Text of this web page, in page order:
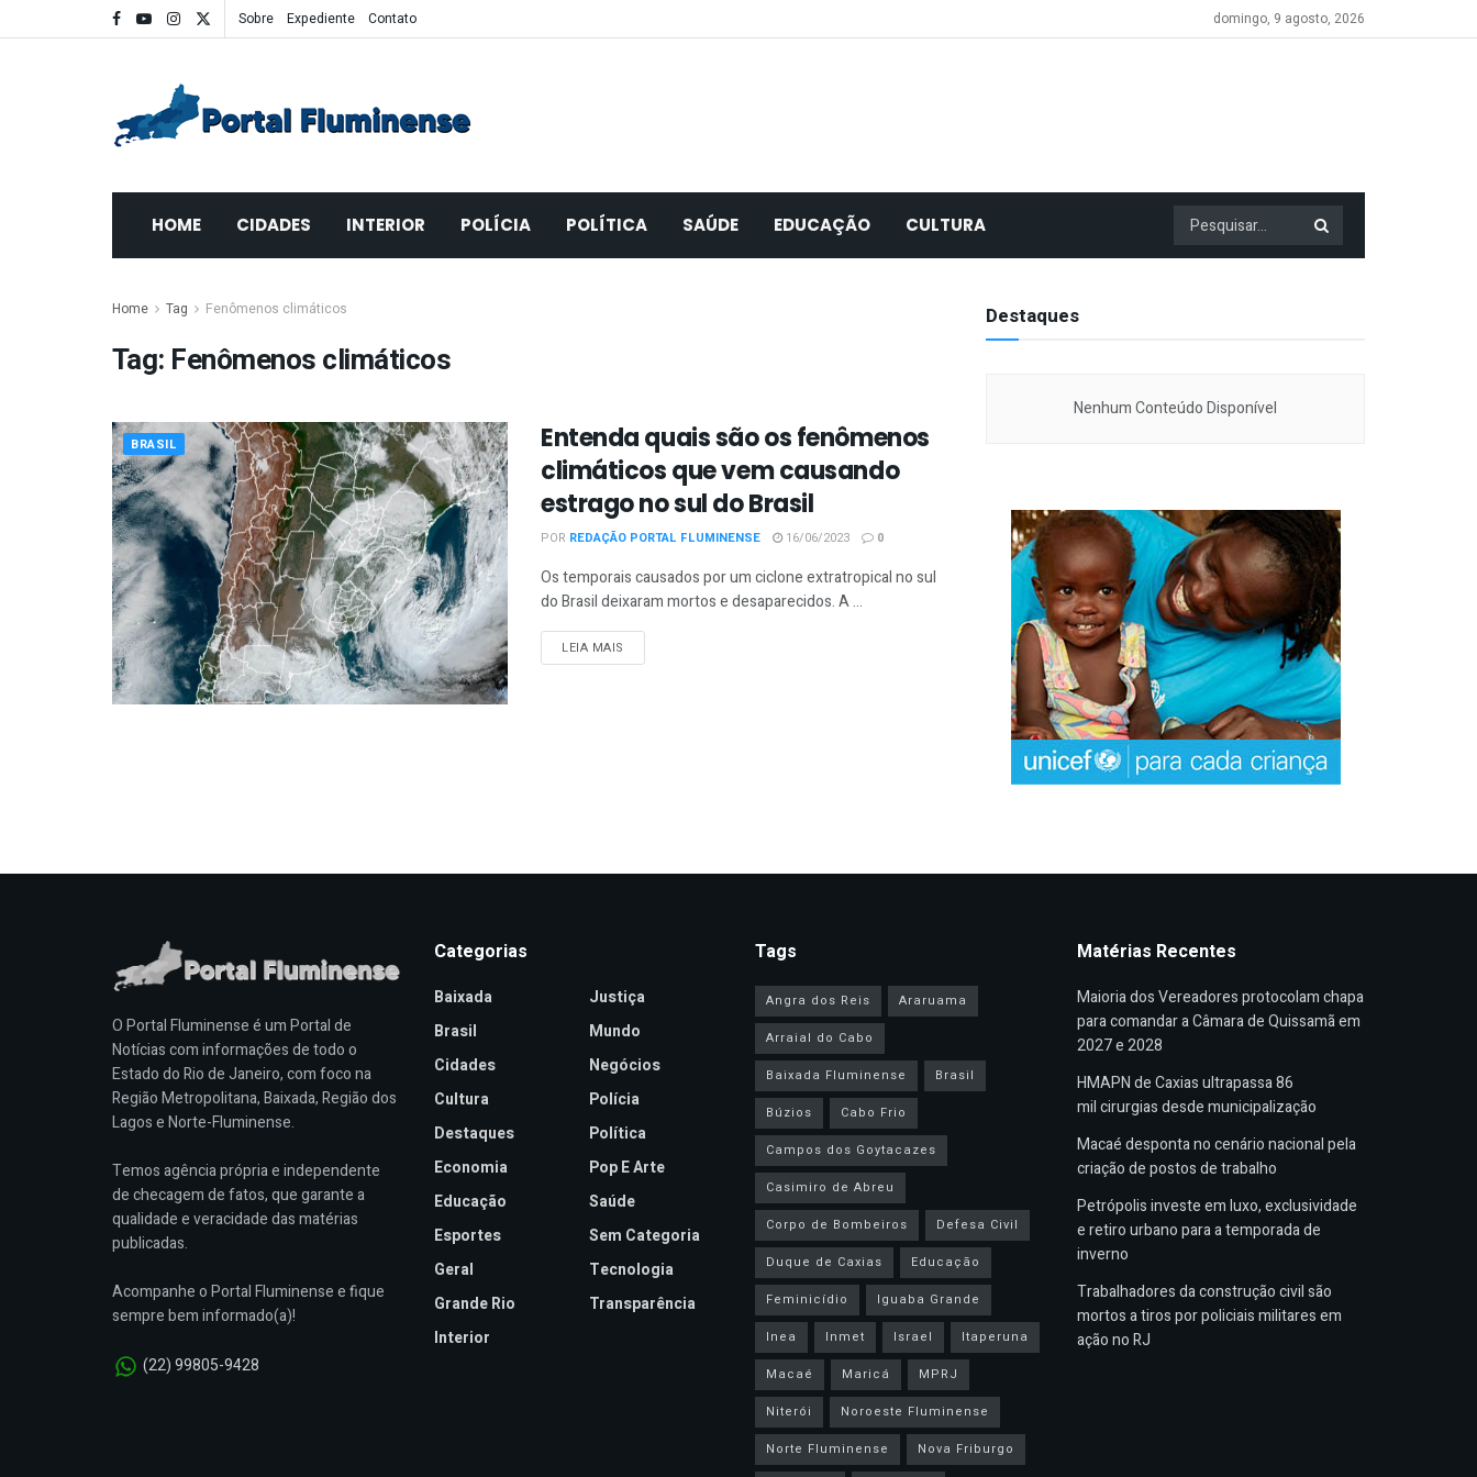
Sobre Expediente Contato domingo, 9 agosto, 2026
HOME CIDADES INTERIOR POLÍCIA POLÍTICA SAÚDE EDUCAÇÃO CULTURA
Home Tag Fenômenos climáticos
Tag: Fenômenos climáticos
BRASIL
Entenda quais são os fenômenos
climáticos que vem causando
estrago no sul do Brasil
POR REDAÇÃO PORTAL FLUMINENSE 16/06/2023 0
Os temporais causados por um ciclone extratropical no sul
do Brasil deixaram mortos e desaparecidos. A ...
LEIA MAIS
Destaques
Nenhum Conteúdo Disponível
O Portal Fluminense é um Portal de
Notícias com informações de todo o
Estado do Rio de Janeiro, com foco na
Região Metropolitana, Baixada, Região dos
Lagos e Norte-Fluminense.
Temos agência própria e independente
de checagem de fatos, que garante a
qualidade e veracidade das matérias
publicadas.
Acompanhe o Portal Fluminense e fique
sempre bem informado(a)!
(22) 99805-9428
Categorias
Baixada
Brasil
Cidades
Cultura
Destaques
Economia
Educação
Esportes
Geral
Grande Rio
Interior
Justiça
Mundo
Negócios
Polícia
Política
Pop E Arte
Saúde
Sem Categoria
Tecnologia
Transparência
Tags
Angra dos Reis
Araruama
Arraial do Cabo
Baixada Fluminense
Brasil
Búzios
Cabo Frio
Campos dos Goytacazes
Casimiro de Abreu
Corpo de Bombeiros
Defesa Civil
Duque de Caxias
Educação
Feminicídio
Iguaba Grande
Inea
Inmet Israel
Itaperuna
Macaé
Maricá
MPRJ
Niterói
Noroeste Fluminense
Norte Fluminense
Nova Friburgo
Matérias Recentes
Maioria dos Vereadores protocolam chapa
para comandar a Câmara de Quissamã em
2027 e 2028
HMAPN de Caxias ultrapassa 86
mil cirurgias desde municipalização
Macaé desponta no cenário nacional pela
criação de postos de trabalho
Petrópolis investe em luxo, exclusividade
e retiro urbano para a temporada de
inverno
Trabalhadores da construção civil são
mortos a tiros por policiais militares em
ação no RJ